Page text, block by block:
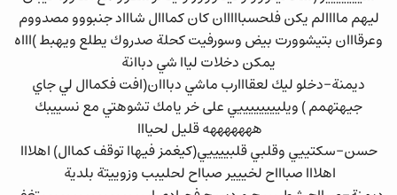
ليهم ماااالم يكن فلحسبااااان كان كمااال شاااد جنبووو مصدووم
وعرقااان بتيشوورت بيض وسورفيت كحلة صدروك يطلع ويهبط )اااه
يمكن دخلات لياا شي دباانة
ديمنة-دخلو ليك لعقااارب ماشي دبااان(افت فكماال لي جاي
جيهتهمم ) ويلييييييييي على خر يامك تشوهتي مع نسييبك
هههههههه قليل لحيااا
حسن-سكتييي وقلبي قلبييييي(كيغمز فيهاا توقف كماال) اهلااا
اهلااا صباااح لخييير صبااح لحليبب وزوييتة بلدية